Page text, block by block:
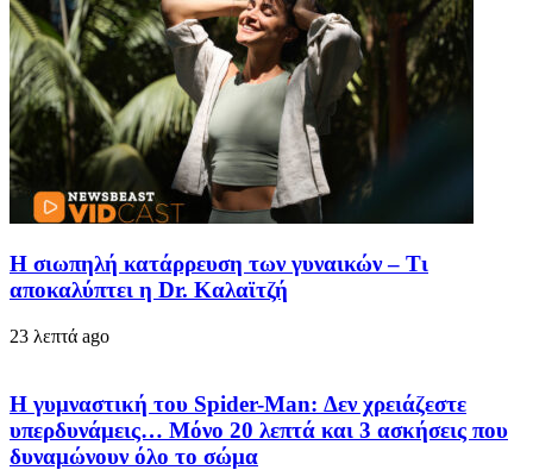
Η σιωπηλή κατάρρευση των γυναικών – Τι
αποκαλύπτει η Dr. Καλαϊτζή
23 λεπτά ago
Η γυμναστική του Spider-Man: Δεν χρειάζεστε
υπερδυνάμεις… Μόνο 20 λεπτά και 3 ασκήσεις που
δυναμώνουν όλο το σώμα